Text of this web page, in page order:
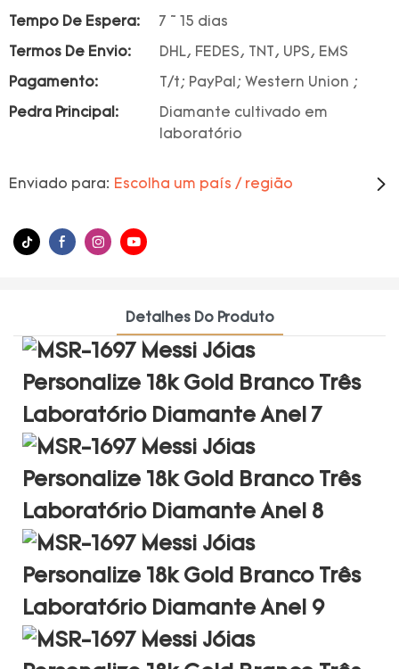
Tempo De Espera: 7 ~ 15 dias
Termos De Envio: DHL, FEDES, TNT, UPS, EMS
Pagamento: T/t; PayPal; Western Union ;
Pedra Principal:
Diamante cultivado em
laboratório
Enviado para: Escolha um país / região
Detalhes Do Produto